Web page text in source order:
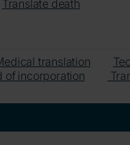
Translate death
translation
of incorporation